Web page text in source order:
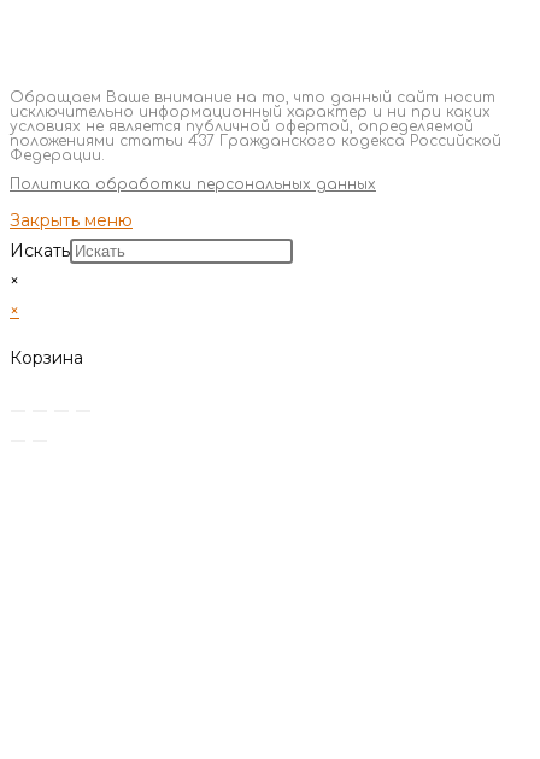
Обращаем Ваше внимание на то, что данный сайт носит
исключительно информационный характер и ни при каких
условиях не является публичной офертой, определяемой
положениями статьи 437 Гражданского кодекса Российской
Федерации.
Политика обработки персональных данных
Закрыть меню
Искать
×
×
Корзина